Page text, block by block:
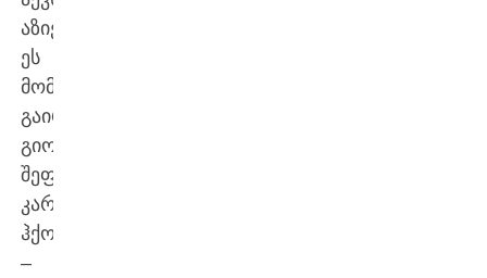
აზიელს,
ეს
მომავალში
გაირკვევა.
გიორგი
შეფასებაც
კარგი
ჰქონდა
–